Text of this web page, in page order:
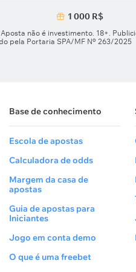
1 000 R$
não é investimento. 18+.
pela Portaria SPA/MF Nº 263/2025
Base de conhecimento
Escola de apostas
Calculadora de odds
Margem da casa de
apostas
Guia de apostas para
Iniciantes
Jogo em conta demo
O que é uma freebet